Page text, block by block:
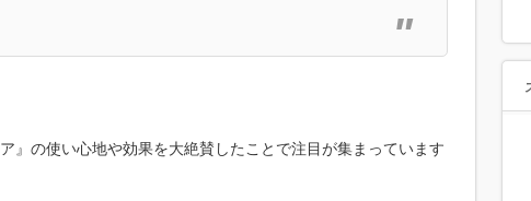
』の使い心地や効果を大絶賛したことで注目が集まっています